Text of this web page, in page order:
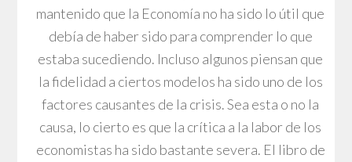
mantenido que la Economía no ha sido lo útil que
debía de haber sido para comprender lo que
estaba sucediendo. Incluso algunos piensan que
la fidelidad a ciertos modelos ha sido uno de los
factores causantes de la crisis. Sea esta o no la
causa, lo cierto es que la crítica a la labor de los
economistas ha sido bastante severa. El libro de